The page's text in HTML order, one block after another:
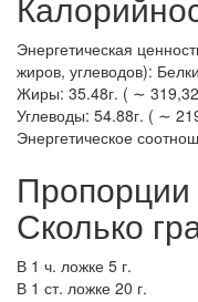
Энергетическая
жиров, углеводов):
Жиры: 35.48г. ( ∼
Углеводы: 54.88г. ( ∼
Энергетическое
Пропорции
Сколько
В 1 ч. ложке 5 г.
В 1 ст. ложке 20 г.